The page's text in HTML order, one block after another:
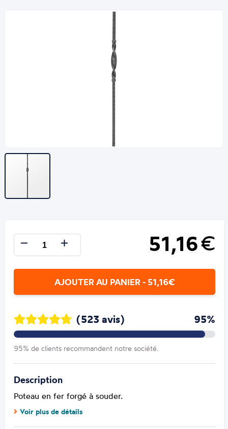
51,16€
AJOUTER AU PANIER - 51,16€
(523 avis) 95%
95% de clients recommandent notre société.
Description
Poteau en fer forgé à souder.
Voir plus de détails